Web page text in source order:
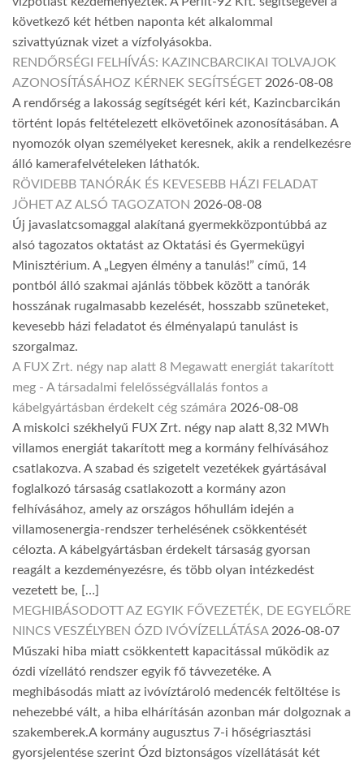
következő két hétben naponta két alkalommal
szivattyúznak vizet a vízfolyásokba.
RENDŐRSÉGI FELHÍVÁS: KAZINCBARCIKAI TOLVAJOK
AZONOSÍTÁSÁHOZ KÉRNEK SEGÍTSÉGET 2026-08-08
A rendőrség a lakosság segítségét kéri két, Kazincbarcikán
történt lopás feltételezett elkövetőinek azonosításában. A
nyomozók olyan személyeket keresnek, akik a rendelkezésre
álló kamerafelvételeken láthatók.
RÖVIDEBB TANÓRÁK ÉS KEVESEBB HÁZI FELADAT
JÖHET AZ ALSÓ TAGOZATON 2026-08-08
Új javaslatcsomaggal alakítaná gyermekközpontúbbá az
alsó tagozatos oktatást az Oktatási és Gyermekügyi
Minisztérium. A „Legyen élmény a tanulás!” című, 14
pontból álló szakmai ajánlás többek között a tanórák
hosszának rugalmasabb kezelését, hosszabb szüneteket,
kevesebb házi feladatot és élményalapú tanulást is
szorgalmaz.
A FUX Zrt. négy nap alatt 8 Megawatt energiát takarított
meg - A társadalmi felelősségvállalás fontos a
kábelgyártásban érdekelt cég számára 2026-08-08
A miskolci székhelyű FUX Zrt. négy nap alatt 8,32 MWh
villamos energiát takarított meg a kormány felhívásához
csatlakozva. A szabad és szigetelt vezetékek gyártásával
foglalkozó társaság csatlakozott a kormány azon
felhívásához, amely az országos hőhullám idején a
villamosenergia-rendszer terhelésének csökkentését
célozta. A kábelgyártásban érdekelt társaság gyorsan
reagált a kezdeményezésre, és több olyan intézkedést
vezetett be, […]
MEGHIBÁSODOTT AZ EGYIK FŐVEZETÉK, DE EGYELŐRE
NINCS VESZÉLYBEN ÓZD IVÓVÍZELLÁTÁSA 2026-08-07
Műszaki hiba miatt csökkentett kapacitással működik az
ózdi vízellátó rendszer egyik fő távvezetéke. A
meghibásodás miatt az ivóvíztároló medencék feltöltése is
nehezebbé vált, a hiba elhárításán azonban már dolgoznak a
szakemberek.A kormány augusztus 7-i hőségriasztási
gyorsjelentése szerint Ózd biztonságos vízellátását két